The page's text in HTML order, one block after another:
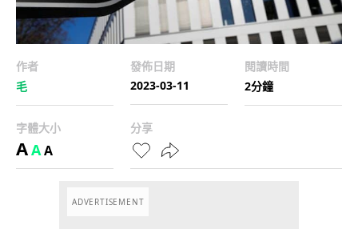
作者
毛
發佈日期
2023-03-11
閱讀時間
2分鐘
字體大小
AAA
分享
ADVERTISEMENT